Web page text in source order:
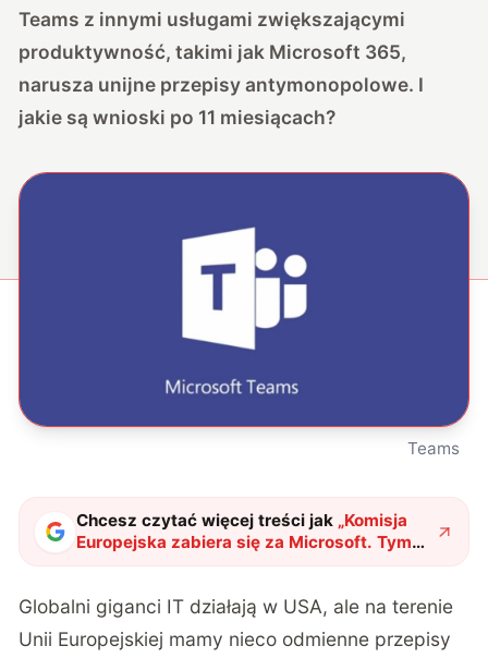
Teams z innymi usługami zwiększającymi
produktywność, takimi jak Microsoft 365,
narusza unijne przepisy antymonopolowe. I
jakie są wnioski po 11 miesiącach?
Teams
Chcesz czytać więcej treści jak „Komisja
Europejska zabiera się za Microsoft. Tym
razem chodzi o Teams"?
Globalni giganci IT działają w USA, ale na terenie
Unii Europejskiej mamy nieco odmienne przepisy